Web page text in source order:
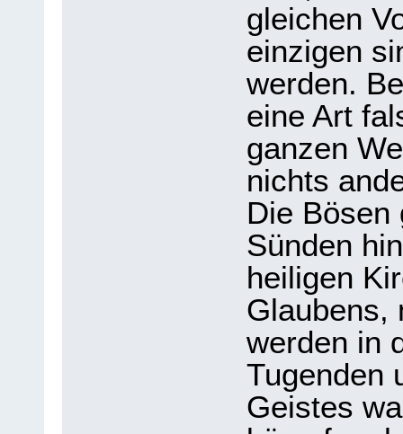
gleichen
einzigen
werden.
eine Art
ganzen
nichts
Die Bösen
Sünden
heiligen
Glaubens,
werden in
Tugenden
Geistes